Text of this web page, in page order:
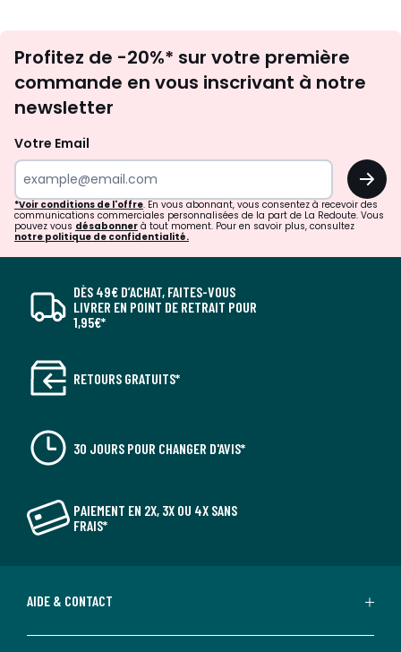
newsletter
Profitez de -20%* sur votre première
commande en vous inscrivant à notre
newsletter
Votre Email
OK
*Voir conditions de l'offre. En vous abonnant, vous consentez à recevoir des
communications commerciales personnalisées de la part de La Redoute. Vous
pouvez vous désabonner à tout moment. Pour en savoir plus, consultez
notre politique de confidentialité.
DÈS 49€ D’ACHAT, FAITES-VOUS
LIVRER EN POINT DE RETRAIT POUR
1,95€*
RETOURS GRATUITS*
30 JOURS POUR CHANGER D'AVIS*
PAIEMENT EN 2X, 3X OU 4X SANS
FRAIS*
AIDE & CONTACT